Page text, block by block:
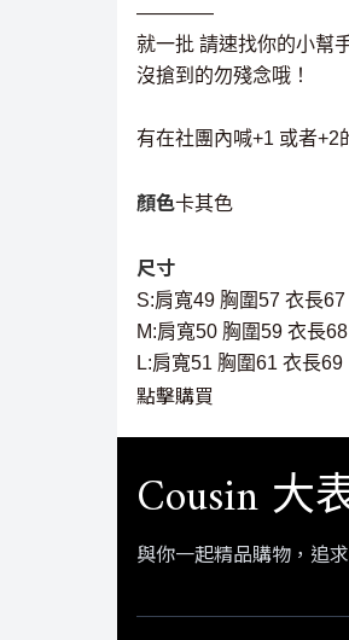
————
就一批 請速找你的小幫
沒搶到的勿殘念哦！
有在社團內喊+1 或者
顏色卡其色
尺寸
S:肩寬49 胸圍57 衣長67
M:肩寬50 胸圍59 衣長68
L:肩寬51 胸圍61 衣長69
點擊購買
Cousin 大
與你一起精品購物，追